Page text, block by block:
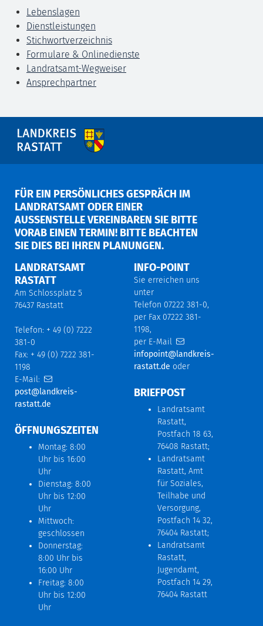
Lebenslagen
Dienstleistungen
Stichwortverzeichnis
Formulare & Onlinedienste
Landratsamt-Wegweiser
Ansprechpartner
FÜR EIN PERSÖNLICHES GESPRÄCH IM
LANDRATSAMT ODER EINER
AUSSENSTELLE VEREINBAREN SIE BITTE V
ORAB EINEN TERMIN! BITTE BEACHTEN S
IE DIES BEI IHREN PLANUNGEN.
LANDRATSAMT
RASTATT
Am Schlossplatz 5
76437 Rastatt
Telefon: + 49 (0) 7222
381-0
Fax: + 49 (0) 7222 381-
1198
E-Mail:
post@landkreis-
rastatt.de
ÖFFNUNGSZEITEN
Montag: 8:00
Uhr bis 16:00
Uhr
Dienstag: 8:00
Uhr bis 12:00
Uhr
Mittwoch:
geschlossen
Donnerstag:
8:00 Uhr bis
16:00 Uhr
Freitag: 8:00
Uhr bis 12:00
Uhr
INFO-POINT
Sie erreichen uns
unter
Telefon 07222 381-0,
per Fax 07222 381-
1198,
per E-Mail
infopoint@landkreis-
rastatt.de oder
BRIEFPOST
Landratsamt
Rastatt,
Postfach 18 63,
76408 Rastatt;
Landratsamt
Rastatt, Amt
für Soziales,
Teilhabe und
Versorgung,
Postfach 14 32,
76404 Rastatt;
Landratsamt
Rastatt,
Jugendamt,
Postfach 14 29,
76404 Rastatt